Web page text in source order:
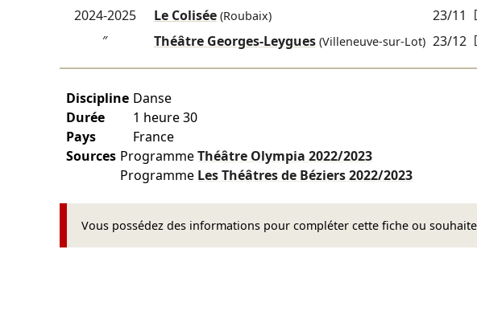
2024-2025 Le Colisée(Roubaix) 23/11
″ Théâtre Georges-Leygues(Villeneuve-sur-Lot) 23/12
Discipline Danse
Durée
1 heure 30
Pays
France
Sources ProgrammeThéâtre Olympia2022/2023
Programme Les Théâtres de Béziers2022/2023
Vous possédez des informations pour compléter cette fiche ou